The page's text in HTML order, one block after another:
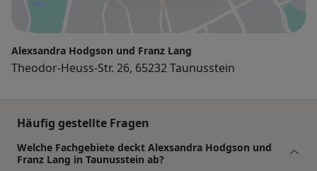
Alexsandra Hodgson und Franz Lang
Theodor-Heuss-Str. 26, 65232 Taunusstein
Häufig gestellte Fragen
Welche Fachgebiete deckt Alexsandra Hodgson und
Franz Lang in Taunusstein ab?